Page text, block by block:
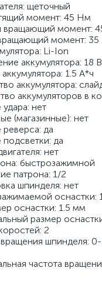
щеточный
момент: 45 Нм
вращающий момент:
момент:
Li-Ion
аккумулятора: 18 В
1.5 А*ч
аккумулятора:
аккумуляторов в
нет
(магазинные): нет
да
да
нет
быстрозажимной
патрона: 1/2
шпинделя: нет
оснастки:
оснастки: 1.5 мм
размер
2
вращения шпинделя:
частота